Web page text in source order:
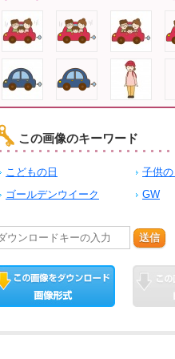
この画像のキーワード
こどもの日
子供
ゴールデンウイーク
GW
送信